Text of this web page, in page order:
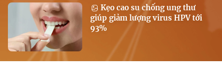
Kẹo cao su chống ung thư
giúp giảm lượng virus HPV tới
93%